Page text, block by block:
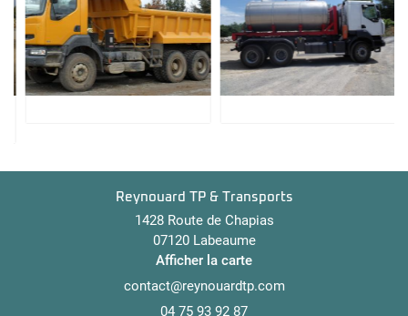
Contact
Reynouard TP & Transports
1428 Route de Chapias
07120 Labeaume
Afficher la carte
04 75 93 92 87